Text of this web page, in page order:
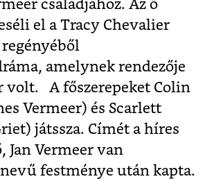
családjához. Az ő
el a Tracy Chevalier
amelynek rendezője
volt. A főszerepeket Colin
Vermeer) és Scarlett
játssza. Címét a híres
Jan Vermeer van
festménye után kapta.